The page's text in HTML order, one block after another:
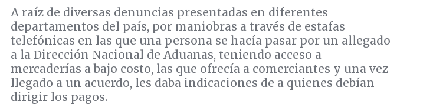
A raíz de diversas denuncias presentadas en diferentes
departamentos del país, por maniobras a través de estafas
telefónicas en las que una persona se hacía pasar por un allegado
a la Dirección Nacional de Aduanas, teniendo acceso a
mercaderías a bajo costo, las que ofrecía a comerciantes y una vez
llegado a un acuerdo, les daba indicaciones de a quienes debían
dirigir los pagos.